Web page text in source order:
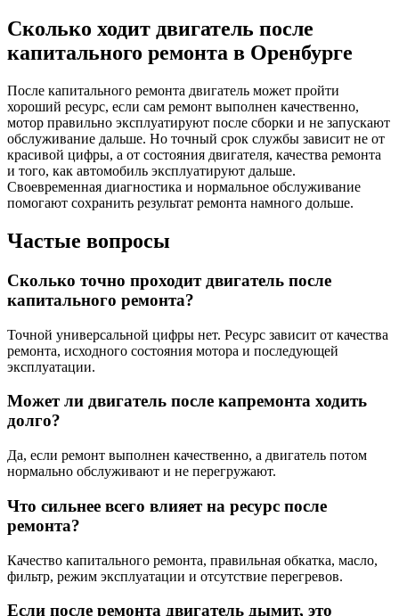
Сколько ходит двигатель после
капитального ремонта в Оренбурге
После капитального ремонта двигатель может пройти
хороший ресурс, если сам ремонт выполнен качественно,
мотор правильно эксплуатируют после сборки и не запускают
обслуживание дальше. Но точный срок службы зависит не от
красивой цифры, а от состояния двигателя, качества ремонта
и того, как автомобиль эксплуатируют дальше.
Своевременная диагностика и нормальное обслуживание
помогают сохранить результат ремонта намного дольше.
Частые вопросы
Сколько точно проходит двигатель после
капитального ремонта?
Точной универсальной цифры нет. Ресурс зависит от качества
ремонта, исходного состояния мотора и последующей
эксплуатации.
Может ли двигатель после капремонта ходить
долго?
Да, если ремонт выполнен качественно, а двигатель потом
нормально обслуживают и не перегружают.
Что сильнее всего влияет на ресурс после
ремонта?
Качество капитального ремонта, правильная обкатка, масло,
фильтр, режим эксплуатации и отсутствие перегревов.
Если после ремонта двигатель дымит, это